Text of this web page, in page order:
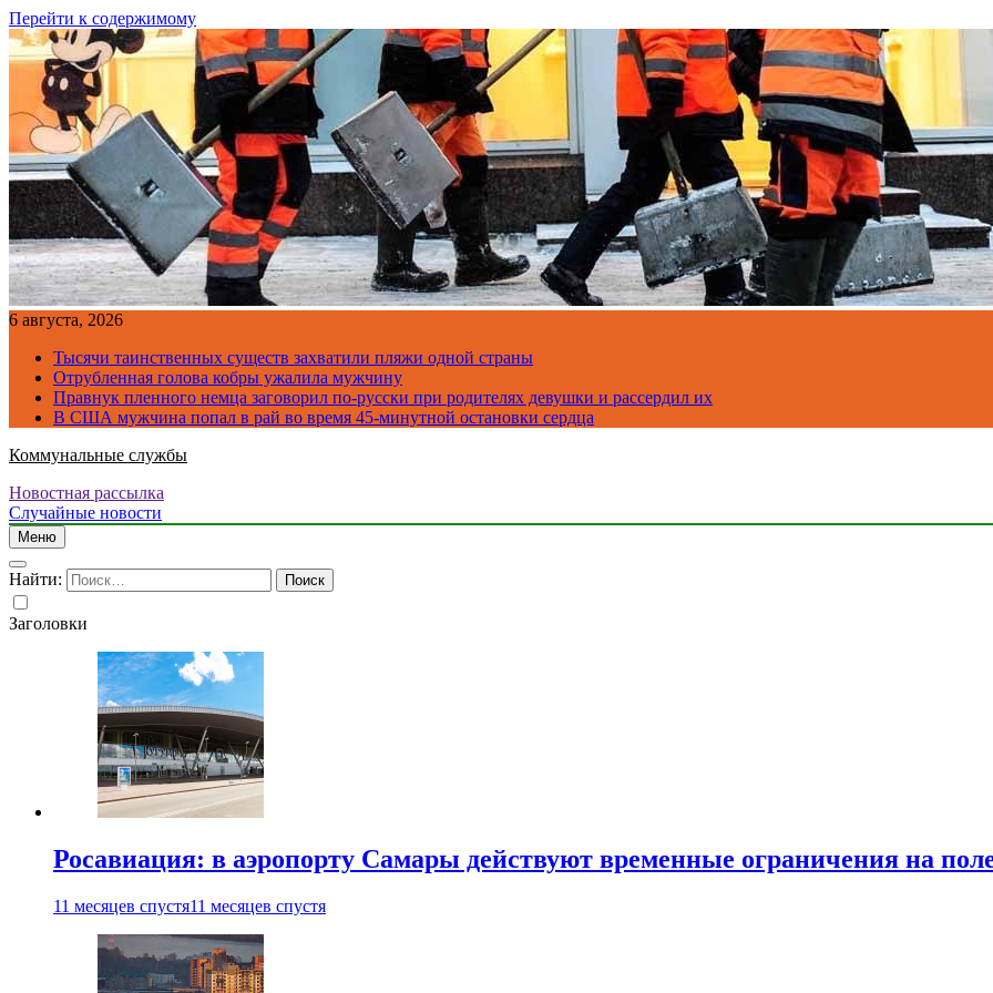
Перейти к содержимому
6 августа, 2026
Тысячи таинственных существ захватили пляжи одной страны
Отрубленная голова кобры ужалила мужчину
Правнук пленного немца заговорил по-русски при родителях девушки и рассердил их
В США мужчина попал в рай во время 45-минутной остановки сердца
Коммунальные службы
Новостная рассылка
Случайные новости
Меню
Найти:
Заголовки
Росавиация: в аэропорту Самары действуют временные ограничения на
11 месяцев спустя11 месяцев спустя